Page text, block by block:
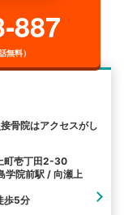
887
無料）
骨院はアクセスがし
町壱丁田2-30
学院前駅 / 向瀬上
歩5分